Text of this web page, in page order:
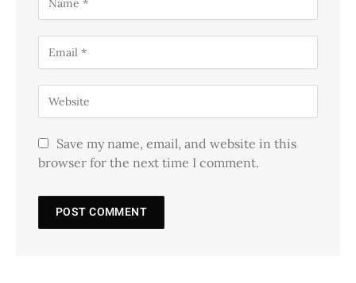
Save my name, email, and website in this
browser for the next time I comment.